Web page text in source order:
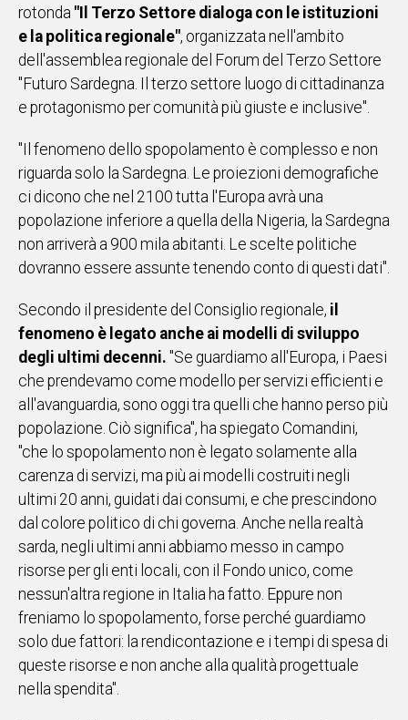
EVENTI
STORIE
VIDEO
UNISCITI
AL CANALE
WHATSAPP
Social
rotonda "Il Terzo Settore dialoga con le istituzioni
e la politica regionale", organizzata nell'ambito
dell'assemblea regionale del Forum del Terzo Settore
"Futuro Sardegna. Il terzo settore luogo di cittadinanza
e protagonismo per comunità più giuste e inclusive".
"Il fenomeno dello spopolamento è complesso e non
riguarda solo la Sardegna. Le proiezioni demografiche
ci dicono che nel 2100 tutta l'Europa avrà una
popolazione inferiore a quella della Nigeria, la Sardegna
non arriverà a 900 mila abitanti. Le scelte politiche
dovranno essere assunte tenendo conto di questi dati".
Secondo il presidente del Consiglio regionale, il
fenomeno è legato anche ai modelli di sviluppo
degli ultimi decenni. "Se guardiamo all'Europa, i Paesi
che prendevamo come modello per servizi efficienti e
all'avanguardia, sono oggi tra quelli che hanno perso più
popolazione. Ciò significa", ha spiegato Comandini,
"che lo spopolamento non è legato solamente alla
carenza di servizi, ma più ai modelli costruiti negli
ultimi 20 anni, guidati dai consumi, e che prescindono
dal colore politico di chi governa. Anche nella realtà
sarda, negli ultimi anni abbiamo messo in campo
risorse per gli enti locali, con il Fondo unico, come
nessun'altra regione in Italia ha fatto. Eppure non
freniamo lo spopolamento, forse perché guardiamo
solo due fattori: la rendicontazione e i tempi di spesa di
queste risorse e non anche alla qualità progettuale
nella spendita".